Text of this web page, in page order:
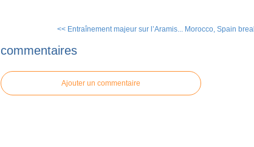
<< Entraînement majeur sur l’Aramis... Morocco, Spain
commentaires
Ajouter un commentaire